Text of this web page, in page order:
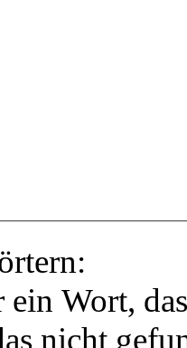
ein Wort,
nicht